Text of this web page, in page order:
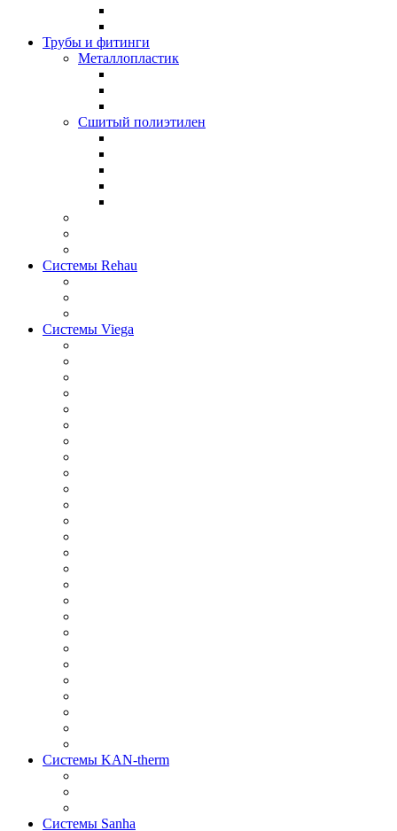
Трубы и фитинги
Металлопластик
Сшитый полиэтилен
Системы Rehau
Системы Viega
Системы KAN-therm
Системы Sanha